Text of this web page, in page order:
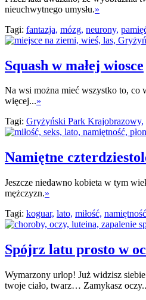
nieuchwytnego umysłu.»
Tagi: fantazja, mózg, neurony,
Squash w małej wiosce
Na wsi można mieć wszystko to, co
więcej...»
Tagi: Gryżyński Park Krajobrazowy,
Namiętne
Jeszcze niedawno kobieta w tym
mężczyzn.»
Tagi: koguar, lato, miłość,
Spójrz latu prosto w
Wymarzony urlop! Już widzisz siebie
twoje ciało, twarz… Zamykasz